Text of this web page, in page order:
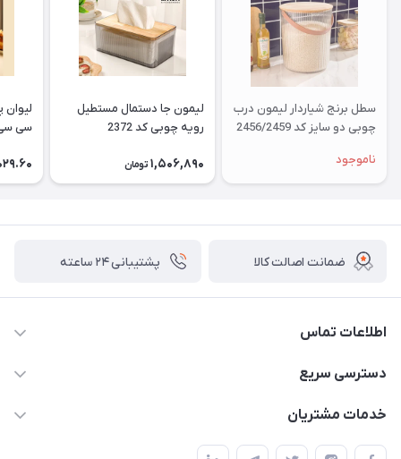
سطل برنج شیاردار لیمون درب
چوبی دو سایز کد 2456/2459
ناموجود
لیمون جا دستمال مستطیل
رویه چوبی کد 2372
1,506,890 تومان
سی سی
ضمانت اصالت کالا پشتیبانی ۲۴ ساعته
اطلاعات تماس
02177408855 و شماره واتس آپ 09126894295
دسترسی سریع
حساب کاربری
خدمات مشتریان
قوانین و مقررات